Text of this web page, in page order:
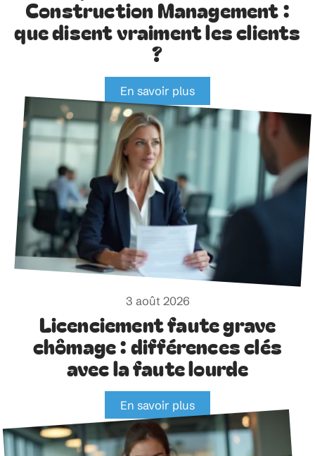
Construction Management :
que disent vraiment les clients
?
En savoir plus
3 août 2026
Licenciement faute grave
chômage : différences clés
avec la faute lourde
En savoir plus